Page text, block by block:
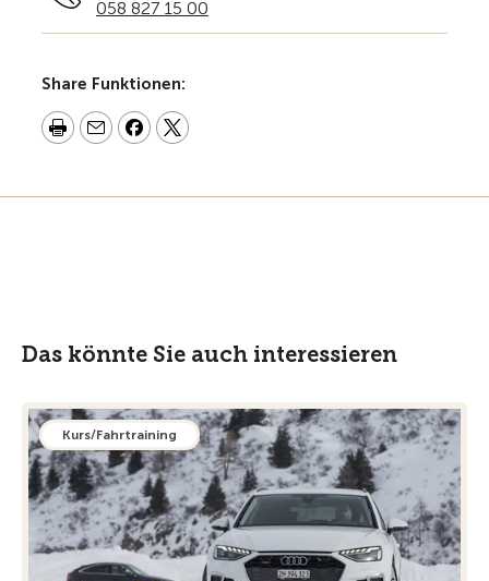
058 827 15 00
Share Funktionen:
Das könnte Sie auch interessieren
Kurs/Fahrtraining